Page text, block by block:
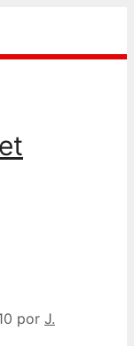
por J.